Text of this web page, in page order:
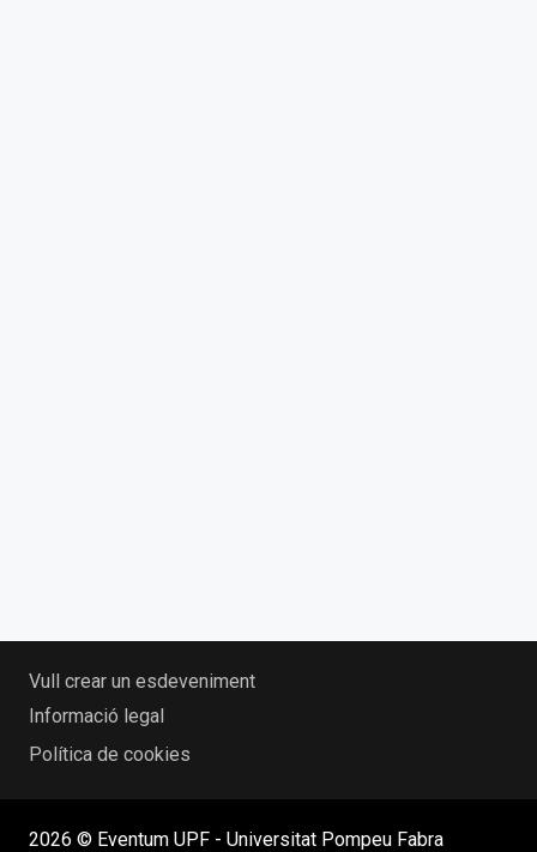
Vull crear un esdeveniment
Informació legal
Política de cookies
2026 © Eventum UPF - Universitat Pompeu Fabra